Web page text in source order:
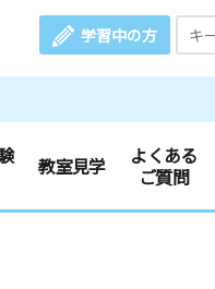
学習中の方
教室見学
よくある
ご質問